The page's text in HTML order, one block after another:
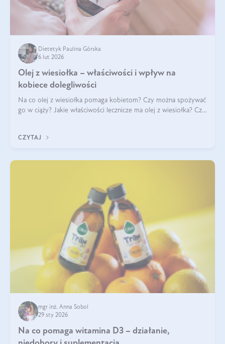
Dietetyk Paulina Górska
6 lut 2026
Olej z wiesiołka – właściwości i wpływ na
kobiece dolegliwości
Na co olej z wiesiołka pomaga kobietom? Czy można spożywać
go w ciąży? Jakie właściwości lecznicze ma olej z wiesiołka? Czy
CZYTAJ
mgr inż. Anna Sobol
29 sty 2026
Na co pomaga witamina D3 – działanie,